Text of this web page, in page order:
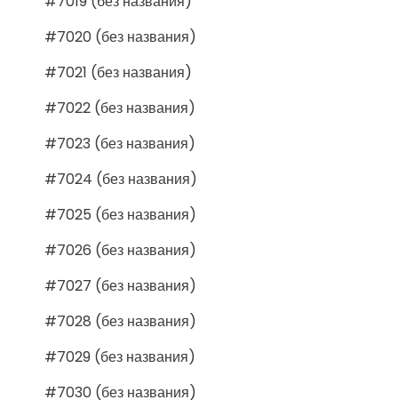
#7020 (без названия)
#7021 (без названия)
#7022 (без названия)
#7023 (без названия)
#7024 (без названия)
#7025 (без названия)
#7026 (без названия)
#7027 (без названия)
#7028 (без названия)
#7029 (без названия)
#7030 (без названия)